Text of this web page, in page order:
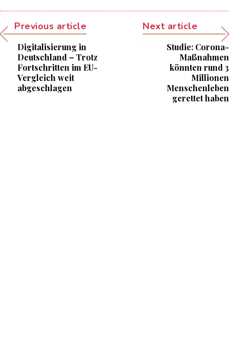
Previous article
Digitalisierung in
Deutschland – Trotz
Fortschritten im EU-
Vergleich weit
abgeschlagen
Next article
Studie: Corona-
Maßnahmen
könnten rund 3
Millionen
Menschenleben
gerettet haben